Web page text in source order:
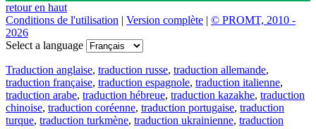
retour en haut
Conditions de l'utilisation | Version complète | © PROMT, 2010 -
2026
Select a language
Traduction anglaise, traduction russe, traduction allemande,
traduction française, traduction espagnole, traduction italienne,
traduction arabe, traduction hébreue, traduction kazakhe, traduction
chinoise, traduction coréenne, traduction portugaise, traduction
turque, traduction turkmène, traduction ukrainienne, traduction